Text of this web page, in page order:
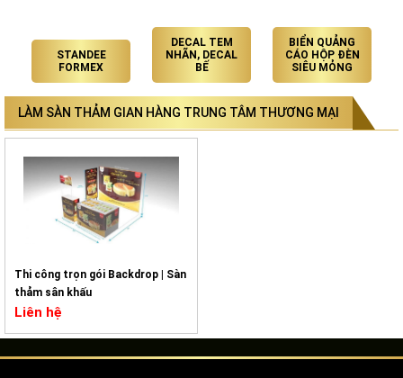
STANDEE
FORMEX
DECAL TEM
NHÃN, DECAL
BẾ
BIỂN QUẢNG
CÁO HỘP ĐÈN
SIÊU MỎNG
LÀM SÀN THẢM GIAN HÀNG TRUNG TÂM THƯƠNG MẠI
Thi công trọn gói Backdrop | Sàn
thảm sân khấu
Liên hệ